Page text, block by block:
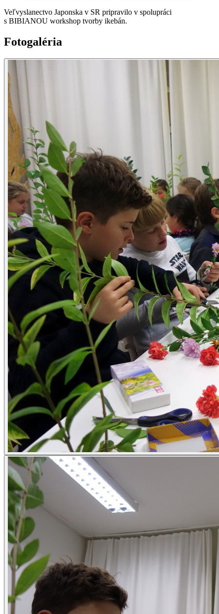
Veľvyslanectvo Japonska v SR pripravilo v spolupráci
s BIBIANOU workshop tvorby ikebán.
Fotogaléria